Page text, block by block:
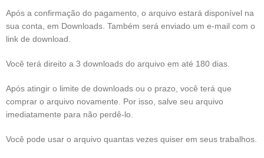
Após a confirmação do pagamento, o arquivo estará disponível na
sua conta, em Downloads. Também será enviado um e-mail com o
link de download.
Você terá direito a 3 downloads do arquivo em até 180 dias.
Após atingir o limite de downloads ou o prazo, você terá que
comprar o arquivo novamente. Por isso, salve seu arquivo
imediatamente para não perdê-lo.
Você pode usar o arquivo quantas vezes quiser em seus trabalhos.